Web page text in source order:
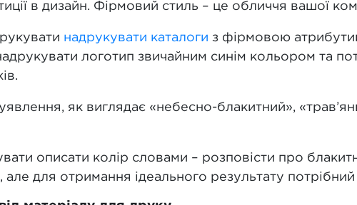
в дизайн. Фірмовий стиль – це обличчя вашої
надрукувати каталоги з фірмовою
логотип звичайним синім кольором та
як виглядає «небесно-блакитний»,
описати колір словами – розповісти про
але для отримання ідеального результату